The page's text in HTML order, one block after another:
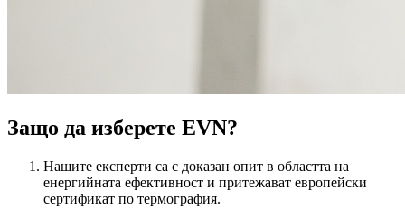
Защо да изберете EVN?
Нашите експерти са с доказан опит в областта на
енергийната ефективност и притежават европейски
сертификат по термография.